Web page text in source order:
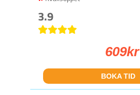
3.9
609kr
BOKA TID